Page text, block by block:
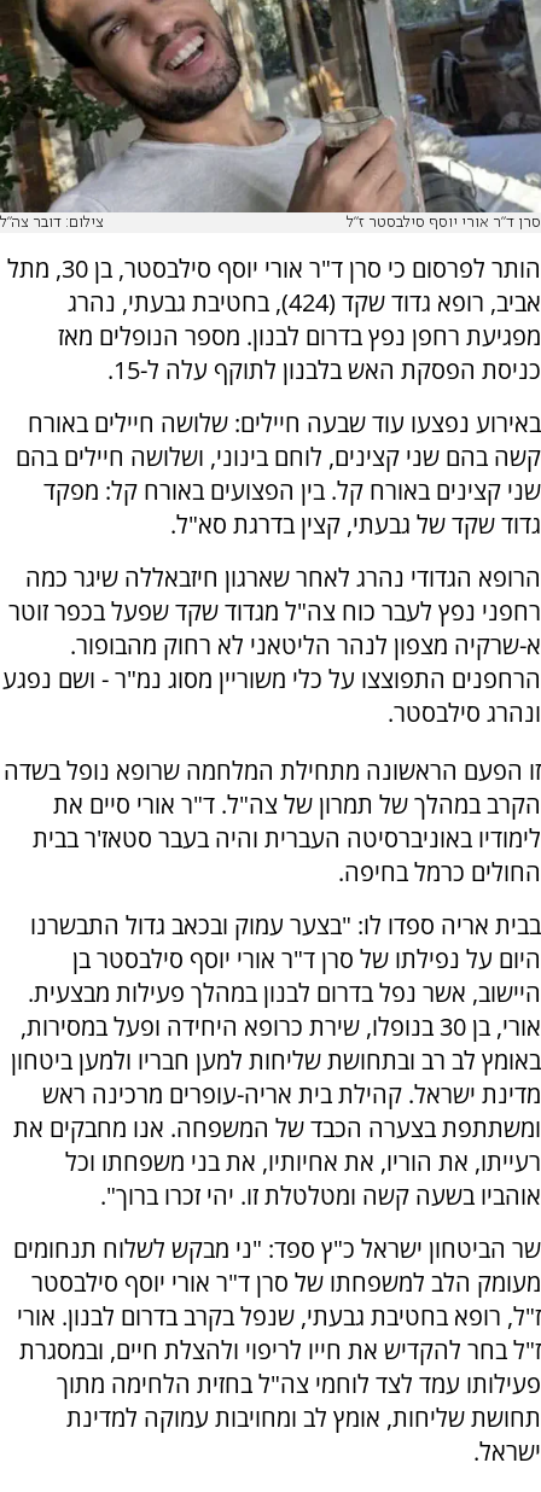
סרן ד"ר אורי יוסף סילבסטר ז"ל צילום: דובר צה"ל
הותר לפרסום כי סרן ד"ר אורי יוסף סילבסטר, בן 30, מתל
אביב, רופא גדוד שקד (424), בחטיבת גבעתי, נהרג
מפגיעת רחפן נפץ בדרום לבנון. מספר הנופלים מאז
כניסת הפסקת האש בלבנון לתוקף עלה ל-15.
באירוע נפצעו עוד שבעה חיילים: שלושה חיילים באורח
קשה בהם שני קצינים, לוחם בינוני, ושלושה חיילים בהם
שני קצינים באורח קל. בין הפצועים באורח קל: מפקד
גדוד שקד של גבעתי, קצין בדרגת סא"ל.
הרופא הגדודי נהרג לאחר שארגון חיזבאללה שיגר כמה
רחפני נפץ לעבר כוח צה"ל מגדוד שקד שפעל בכפר זוטר
א-שרקיה מצפון לנהר הליטאני לא רחוק מהבופור.
הרחפנים התפוצצו על כלי משוריין מסוג נמ"ר - ושם נפגע
ונהרג סילבסטר.
זו הפעם הראשונה מתחילת המלחמה שרופא נופל בשדה
הקרב במהלך של תמרון של צה"ל. ד"ר אורי סיים את
לימודיו באוניברסיטה העברית והיה בעבר סטאז'ר בבית
החולים כרמל בחיפה.
בבית אריה ספדו לו: "בצער עמוק ובכאב גדול התבשרנו
היום על נפילתו של סרן ד"ר אורי יוסף סילבסטר בן
היישוב, אשר נפל בדרום לבנון במהלך פעילות מבצעית.
אורי, בן 30 בנופלו, שירת כרופא היחידה ופעל במסירות,
באומץ לב רב ובתחושת שליחות למען חבריו ולמען ביטחון
מדינת ישראל. קהילת בית אריה-עופרים מרכינה ראש
ומשתתפת בצערה הכבד של המשפחה. אנו מחבקים את
רעייתו, את הוריו, את אחיותיו, את בני משפחתו וכל
אוהביו בשעה קשה ומטלטלת זו. יהי זכרו ברוך".
שר הביטחון ישראל כ"ץ ספד: "ני מבקש לשלוח תנחומים
מעומק הלב למשפחתו של סרן ד"ר אורי יוסף סילבסטר
ז"ל, רופא בחטיבת גבעתי, שנפל בקרב בדרום לבנון. אורי
ז"ל בחר להקדיש את חייו לריפוי ולהצלת חיים, ובמסגרת
פעילותו עמד לצד לוחמי צה"ל בחזית הלחימה מתוך
תחושת שליחות, אומץ לב ומחויבות עמוקה למדינת
ישראל.